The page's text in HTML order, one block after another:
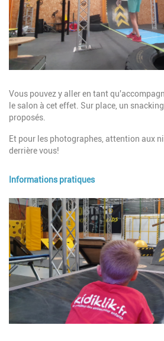
Description
Vous pouvez y aller en tant
le salon à cet effet. Sur place, un
proposés.
Et pour les photographes, attention aux
derrière vous!
Informations pratiques
Image